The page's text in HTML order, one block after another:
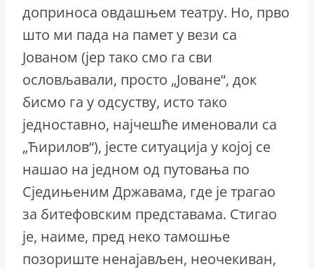
доприноса овдашњем театру. Но, прво
што ми пада на памет у вези са
Јованом (јер тако смо га сви
ословљавали, просто „Јоване“, док
бисмо га у одсуству, исто тако
једноставно, најчешће именовали са
„Ћирилов“), јесте ситуација у којој се
нашао на једном од путовања по
Сједињеним Државама, где је трагао
за битефовским представама. Стигао
је, наиме, пред неко тамошње
позориште ненајављен, неочекиван,